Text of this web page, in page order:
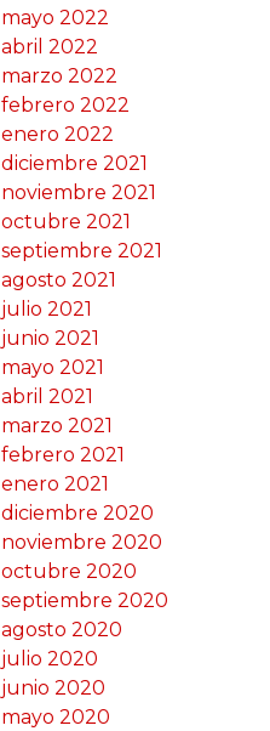
mayo 2022
abril 2022
marzo 2022
febrero 2022
enero 2022
diciembre 2021
noviembre 2021
octubre 2021
septiembre 2021
agosto 2021
julio 2021
junio 2021
mayo 2021
abril 2021
marzo 2021
febrero 2021
enero 2021
diciembre 2020
noviembre 2020
octubre 2020
septiembre 2020
agosto 2020
julio 2020
junio 2020
mayo 2020